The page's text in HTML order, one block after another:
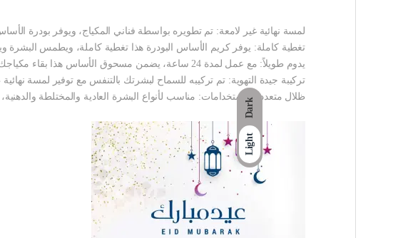
Dark
Light
لمسة نهائية غير لامعة: تم تطويره بواسطة فناني المكياج، ويوفر بودرة
تغطية كاملة: يوفر كريم الأساس البودرة هذا تغطية كاملة، ويطمس
يدوم طويلاً: مع عمل لمدة 24 ساعة، يضمن مسحوق الأساس هذا بقاء مكياجك في مكانه طوال اليوم.
تركيبة جيدة التهوية: تم تركيبه للسماح لبشرتك بالتنفس مع توفير لمسة نهائية
ظلال متعددة الاستخدامات: مناسب لأنواع البشرة العادية والمختلطة